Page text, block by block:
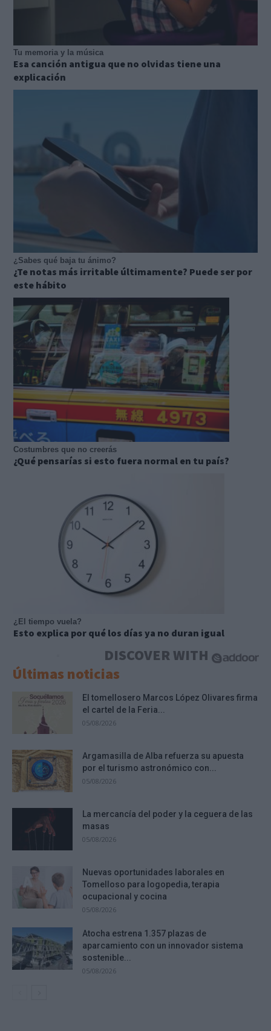
Tu memoria y la música
Esa canción antigua que no olvidas tiene una
explicación
¿Sabes qué baja tu ánimo?
¿Te notas más irritable últimamente? Puede ser por
este hábito
Costumbres que no creerás
¿Qué pensarías si esto fuera normal en tu país?
¿El tiempo vuela?
Esto explica por qué los días ya no duran igual
DISCOVER WITH
Últimas noticias
El tomellosero Marcos López Olivares firma
el cartel de la Feria...
05/08/2026
Argamasilla de Alba refuerza su apuesta
por el turismo astronómico con...
05/08/2026
La mercancía del poder y la ceguera de las
masas
05/08/2026
Nuevas oportunidades laborales en
Tomelloso para logopedia, terapia
ocupacional y cocina
05/08/2026
Atocha estrena 1.357 plazas de
aparcamiento con un innovador sistema
sostenible...
05/08/2026